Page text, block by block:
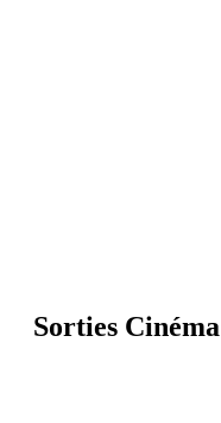
Sorties Cinéma